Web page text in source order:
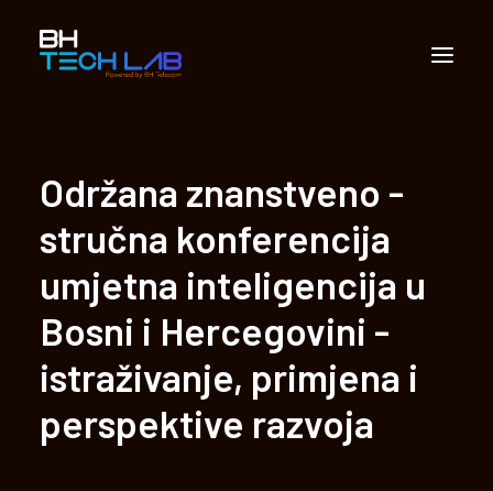
Apliciranje
Vijesti
Multimedija
Kontakt
Sarajevo Techlab
Održana znanstveno -
stručna konferencija
umjetna inteligencija u
Bosni i Hercegovini -
istraživanje, primjena i
perspektive razvoja